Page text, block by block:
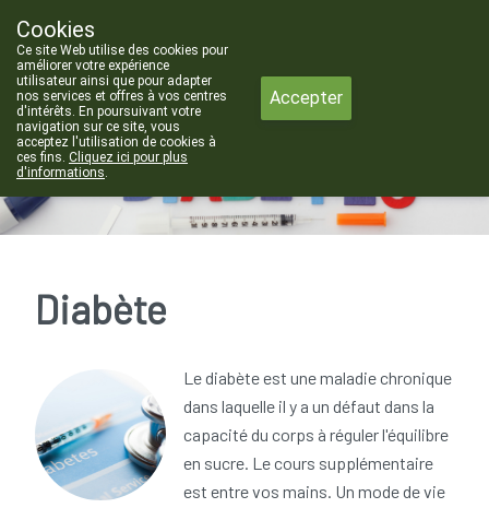
010/65 50 70
Aujourd'hui
Diabète
Le diabète est une maladie chronique
dans laquelle il y a un défaut dans la
capacité du corps à réguler l'équilibre
en sucre. Le cours supplémentaire
est entre vos mains. Un mode de vie
Cookies
Ce site Web utilise des cookies pour
améliorer votre expérience
utilisateur ainsi que pour adapter
nos services et offres à vos centres
d'intérêts. En poursuivant votre
navigation sur ce site, vous
acceptez l'utilisation de cookies à
ces fins. Cliquez ici pour plus
d'informations.
Accepter